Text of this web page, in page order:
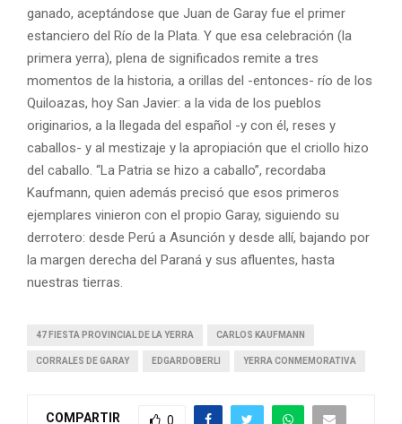
ganado, aceptándose que Juan de Garay fue el primer
estanciero del Río de la Plata. Y que esa celebración (la
primera yerra), plena de significados remite a tres
momentos de la historia, a orillas del -entonces- río de los
Quiloazas, hoy San Javier: a la vida de los pueblos
originarios, a la llegada del español -y con él, reses y
caballos- y al mestizaje y la apropiación que el criollo hizo
del caballo. “La Patria se hizo a caballo”, recordaba
Kaufmann, quien además precisó que esos primeros
ejemplares vinieron con el propio Garay, siguiendo su
derrotero: desde Perú a Asunción y desde allí, bajando por
la margen derecha del Paraná y sus afluentes, hasta
nuestras tierras.
47 FIESTA PROVINCIAL DE LA YERRA CARLOS KAUFMANN
CORRALES DE GARAY EDGARDOBERLI YERRA CONMEMORATIVA
COMPARTIR 0